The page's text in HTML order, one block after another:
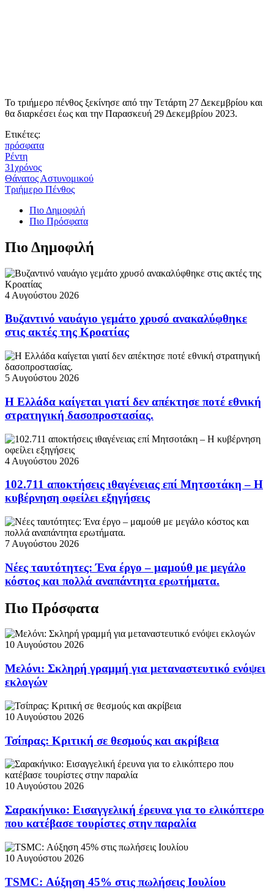
Το τριήμερο πένθος ξεκίνησε από την Τετάρτη 27 Δεκεμβρίου και
θα διαρκέσει έως και την Παρασκευή 29 Δεκεμβρίου 2023.
Ετικέτες:
πρόσφατα
Ρέντη
31χρόνος
Θάνατος Αστυνομικού
Τριήμερο Πένθος
Πιο Δημοφιλή
Πιο Πρόσφατα
Πιο Δημοφιλή
4 Αυγούστου 2026
Βυζαντινό ναυάγιο γεμάτο χρυσό ανακαλύφθηκε
στις ακτές της Κροατίας
5 Αυγούστου 2026
Η Ελλάδα καίγεται γιατί δεν απέκτησε ποτέ εθνική
στρατηγική δασοπροστασίας.
4 Αυγούστου 2026
102.711 αποκτήσεις ιθαγένειας επί Μητσοτάκη – Η
κυβέρνηση οφείλει εξηγήσεις
7 Αυγούστου 2026
Νέες ταυτότητες: Ένα έργο – μαμούθ με μεγάλο
κόστος και πολλά αναπάντητα ερωτήματα.
Πιο Πρόσφατα
10 Αυγούστου 2026
Μελόνι: Σκληρή γραμμή για μεταναστευτικό ενόψει
εκλογών
10 Αυγούστου 2026
Τσίπρας: Κριτική σε θεσμούς και ακρίβεια
10 Αυγούστου 2026
Σαρακήνικο: Εισαγγελική έρευνα για το ελικόπτερο
που κατέβασε τουρίστες στην παραλία
10 Αυγούστου 2026
TSMC: Αύξηση 45% στις πωλήσεις Ιουλίου